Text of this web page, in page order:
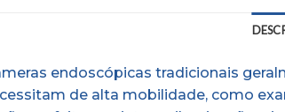
endoscópicas tradicionais
de alta mobilidade, como